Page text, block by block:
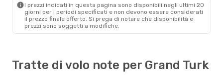
Mer 19 Ago- Dom 23 Ago
British Airways2 Scali
- Grand Turk
I prezzi indicati in questa pagina sono disponibili negli ultimi 20
giorni per i periodi specificati e non devono essere considerati
il ​​prezzo finale offerto. Si prega di notare che disponibilità e
prezzi sono soggetti a modifiche.
Tratte di volo note per Grand Turk